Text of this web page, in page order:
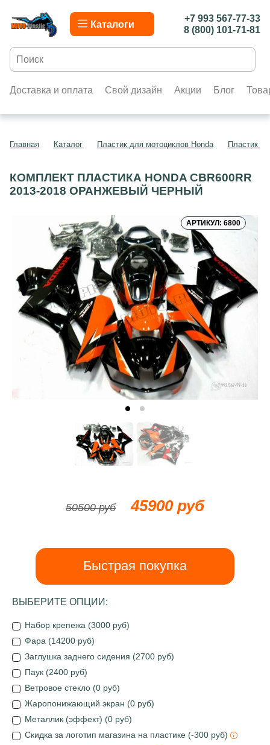
Каталоги
+7 993 567-77-33
8 (800) 101-71-81
Доставка и оплата Свой дизайн Акции Блог
Главная Каталог Пластик для мотоциклов Honda Пластик
КОМПЛЕКТ ПЛАСТИКА HONDA CBR600RR
2013-2018 ОРАНЖЕВЫЙ ЧЕРНЫЙ
АРТИКУЛ: 6800
50500 руб 45900 руб
Быстрая покупка
ВЫБЕРИТЕ ОПЦИИ:
Набор крепежа (3000 руб)
Фара (14200 руб)
Заглушка заднего сидения (2700 руб)
Паук (2400 руб)
Ветровое стекло (0 руб)
Жаропонижающий экран (0 руб)
Металлик (эффект) (0 руб)
Скидка за логотип магазина на пластике (-300 руб)